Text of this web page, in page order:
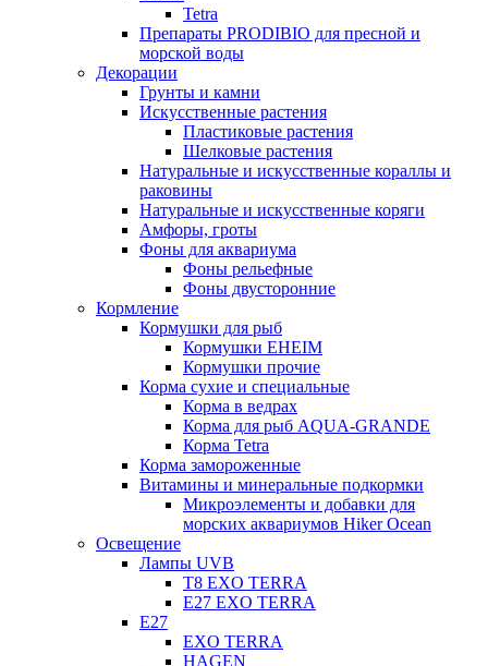
Tetra
Препараты PRODIBIO для пресной и
морской воды
Декорации
Грунты и камни
Искусственные растения
Пластиковые растения
Шелковые растения
Натуральные и искусственные кораллы и
раковины
Натуральные и искусственные коряги
Амфоры, гроты
Фоны для аквариума
Фоны рельефные
Фоны двусторонние
Кормление
Кормушки для рыб
Кормушки EHEIM
Кормушки прочие
Корма сухие и специальные
Корма в ведрах
Корма для рыб AQUA-GRANDE
Корма Tetra
Корма замороженные
Витамины и минеральные подкормки
Микроэлементы и добавки для
морских аквариумов Hiker Ocean
Освещение
Лампы UVB
Т8 EXO TERRA
Е27 EXO TERRA
Е27
EXO TERRA
HAGEN